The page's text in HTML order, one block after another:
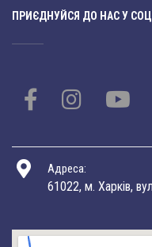
ПРИЄДНУЙСЯ ДО НАС У
Адреса:
61022, м. Харків,